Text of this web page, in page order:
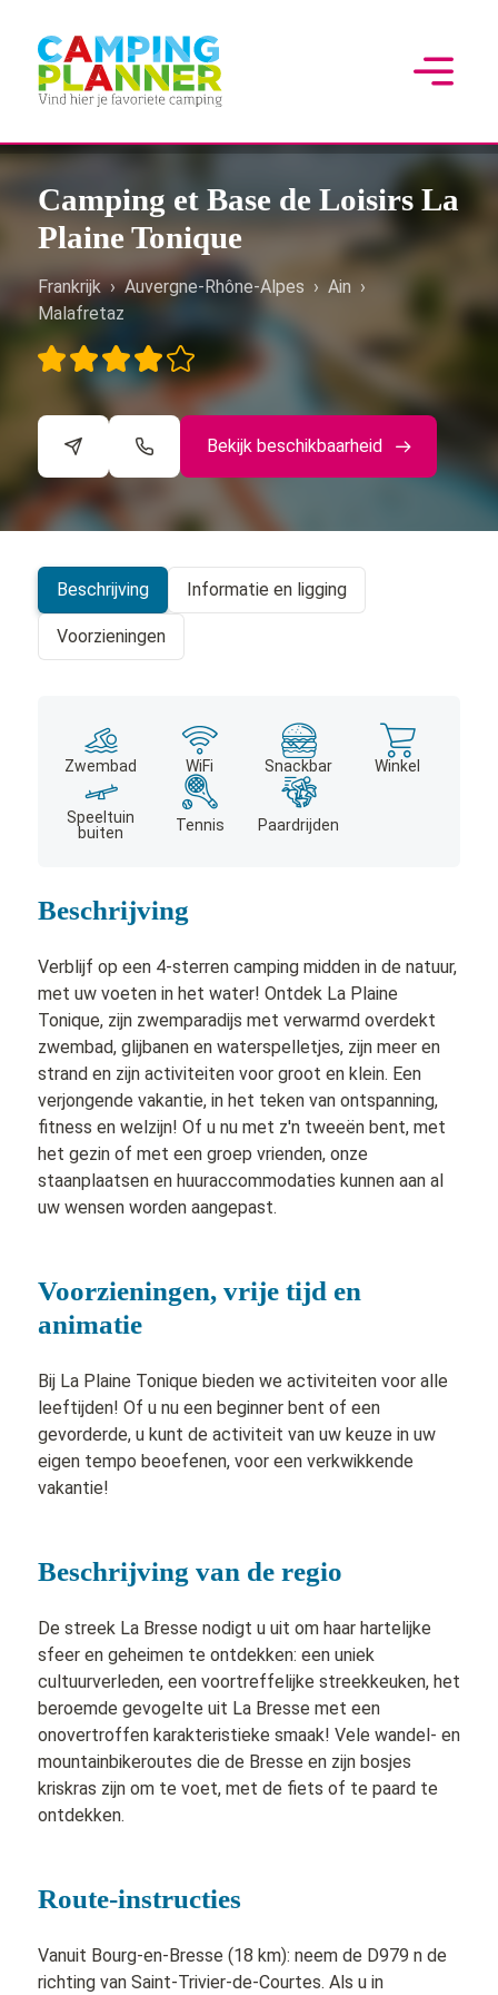
Camping et Base de Loisirs La
Plaine Tonique
Frankrijk › Auvergne-Rhône-Alpes › Ain ›
Malafretaz
Bekijk beschikbaarheid
+
Beschrijving Informatie en ligging
Voorzieningen
Zwembad WiFi Snackbar Winkel
Speeltuin
buiten
Tennis Paardrijden
Beschrijving
Verblijf op een 4-sterren camping midden in de natuur,
met uw voeten in het water! Ontdek La Plaine
Tonique, zijn zwemparadijs met verwarmd overdekt
zwembad, glijbanen en waterspelletjes, zijn meer en
strand en zijn activiteiten voor groot en klein. Een
verjongende vakantie, in het teken van ontspanning,
fitness en welzijn! Of u nu met z'n tweeën bent, met
het gezin of met een groep vrienden, onze
staanplaatsen en huuraccommodaties kunnen aan al
uw wensen worden aangepast.
Voorzieningen, vrije tijd en
animatie
Bij La Plaine Tonique bieden we activiteiten voor alle
leeftijden! Of u nu een beginner bent of een
gevorderde, u kunt de activiteit van uw keuze in uw
eigen tempo beoefenen, voor een verkwikkende
vakantie!
Beschrijving van de regio
De streek La Bresse nodigt u uit om haar hartelijke
sfeer en geheimen te ontdekken: een uniek
cultuurverleden, een voortreffelijke streekkeuken, het
beroemde gevogelte uit La Bresse met een
onovertroffen karakteristieke smaak! Vele wandel- en
mountainbikeroutes die de Bresse en zijn bosjes
kriskras zijn om te voet, met de fiets of te paard te
ontdekken.
Route-instructies
Vanuit Bourg-en-Bresse (18 km): neem de D979 n de
richting van Saint-Trivier-de-Courtes. Als u in